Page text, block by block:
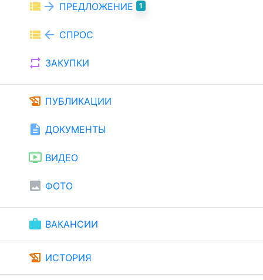
view_list arrow_forward ПРЕДЛОЖЕНИЕ 1
view_list arrow_back СПРОС
repeat ЗАКУПКИ
history_edu ПУБЛИКАЦИИ
description ДОКУМЕНТЫ
ondemand_video ВИДЕО
image ФОТО
work ВАКАНСИИ
history_edu ИСТОРИЯ